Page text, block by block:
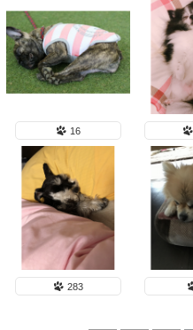
16
283